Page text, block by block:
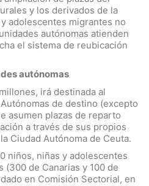
y los derivados de la
adolescentes migrantes no
autónomas atienden
el sistema de reubicación
autónomas
irá destinada al
de destino (excepto
asumen plazas de reparto
a través de sus propios
Ciudad Autónoma de Ceuta.
niños, niñas y adolescentes
(300 de Canarias y 100 de
en Comisión Sectorial, en